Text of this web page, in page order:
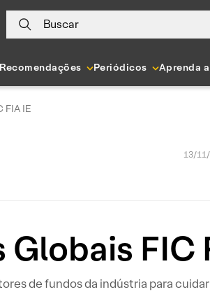
Buscar
Recomendações Periódicos Aprenda
FIA IE
13/
FIC
de fundos da indústria para